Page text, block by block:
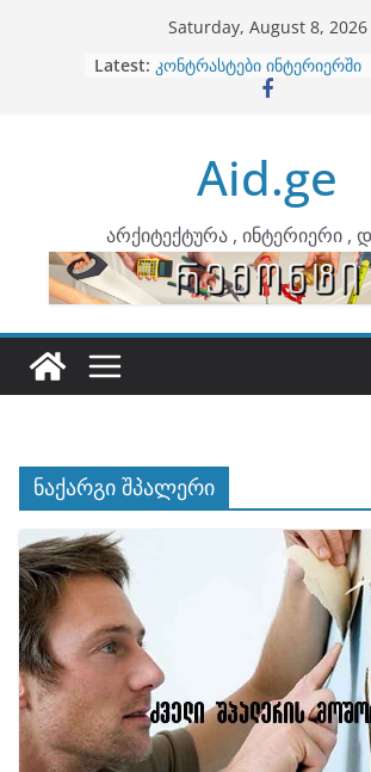
Saturday, August 8, 2026
Latest: ბინების გაერთიანება
კონტრასტები ინტერიერში
ინტერიერის დიზიანი
არტემიდი წარმოგიდგენთ
Aid.ge
არქიტექტურა , ინტერიერი ,
ნაქარგი შპალერი